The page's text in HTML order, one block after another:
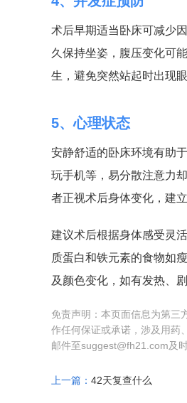
术后早期适当卧床可减少
久保持坐姿，腹压变化可
生，避免突然站起时出现
5、心理状态
安静舒适的卧床环境有助
玩手机等，易分散注意力
者正视术后身体变化，建
建议术后根据身体感受灵
质蛋白和铁元素的食物如
及颜色变化，如有发热、
免责声明：本页面信息为第三
作任何保证或承诺，涉及用药
邮件至suggest@fh21.com及
上一篇： 42天复查什么